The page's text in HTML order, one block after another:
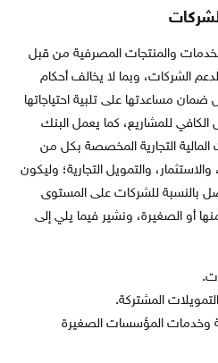
والمنتجات المصرفية من قبل
الشركات، وبما لا يخالف أحكام
مساعدتها على تلبية احتياجاتها
للمشاريع، كما يعمل البنك
التجارية المخصصة بكل من
والتمويل التجارية؛ وليكون
بالنسبة للشركات على المستوى
أو الصغيرة، ونشير فيما يلي إلى
المشتركة.
وخدمات المؤسسات الصغيرة